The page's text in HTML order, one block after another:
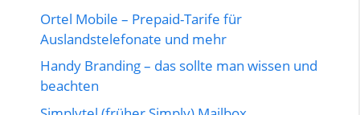
Ortel Mobile – Prepaid-Tarife für
Auslandstelefonate und mehr
Handy Branding – das sollte man wissen und
beachten